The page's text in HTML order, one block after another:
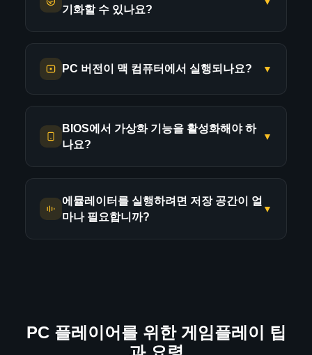
Windows 사용자를 위한 또 다른 옵션으로는
지 관리되고 Android 5.0 이상 앱과의 호환성
이 좋은 에뮬레이터를 선택하는 것입니다.
습니다. 에뮬레이터를 실행하기 전에 컨트롤
러가 제대로 연결되었는지 확인하고, 게임의
연습 모드에서 버튼 매핑을 먼저 테스트하는
사를 받고 있으며 악성코드나 스파이웨어를
하는 것입니다. 타사 다운로드 사이트는 절대
이용하지 마세요. 에뮬레이터는 작동에 필요
신에서 경고가 뜰 수 있지만, 이는 대부분 오
탐입니다. 걱정된다면 공식 사이트에서 다운
로드한 후 바이러스 백신 소프트웨어에 에뮬
입니다. 에뮬레이터 설정에서 RAM 할당량을
적합할 수 있음)로 늘리세요. 또한 BIOS에서
가상화(Intel은 VT-x, AMD는 AMD-V)를 활성
화해야 합니다. 가상화를 활성화하면 에뮬레
다른 빠른 해결 방법으로는 불필요한 백그라
운드 프로그램을 종료하고, 그래픽 드라이버
픽 대신 외장 GPU를 사용하도록 설정하는 것
이 있습니다. 특히 BlueStacks의 경우, 설정 >
성능으로 이동하여 "고성능" 모드를 선택하세
기화할 수 있나요?
로그인되어 있으면 진행 상황이 자동으로 동
동하여 휴대폰에서 사용하는 것과 동일한 계
정 정보로 로그인되어 있는지 확인하세요. 별,
업적, 잠금 해제한 아이콘, 심지어 사용자 지
정 레벨까지 모두 이전됩니다.
처음 동기화할 때는 인터넷 연결이 필요하다
는 점을 기억하세요. 동기화가 완료되면 PC
에서 오프라인으로 플레이할 수 있지만, 새로
플랫폼에서 작동합니다.
PC 버전이 맥 컴퓨터에서 실행되나요? ▼
가능한 BlueStacks for macOS를 이용하면
Mac에서 Geometry Dash를 플레이할 수 있습
과 최신 Apple Silicon(M1/M2/M3) Mac 모두
소 8GB의 RAM이 있는지 확인하십시오. 네이
BIOS에서 가상화 기능을 활성화해야 하
나요?
▼
세서의 경우 VT-x, AMD 프로세서의 경우
AMD-V)을 활성화하면 에뮬레이터 성능이 크
임을 제대로 즐길 수 없을 가능성이 높습니다.
에뮬레이터를 실행하려면 저장 공간이 얼
마나 필요합니까?
▼
뮬레이터의 시스템 파일, 캐시, 그리고 다운로
PC 플레이어를 위한 게임플레이 팁